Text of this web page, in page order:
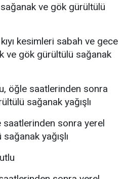
ve gök gürültülü
kesimleri sabah ve gece
ve gök gürültülü sağanak
öğle saatlerinden sonra
sağanak yağışlı
saatlerinden sonra yerel
yağışlı